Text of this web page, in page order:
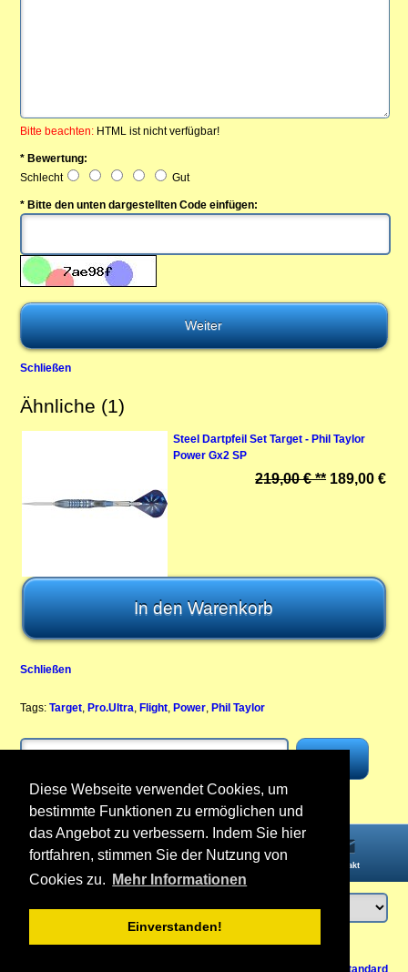
Diese Webseite verwendet Cookies, um
bestimmte Funktionen zu ermöglichen und
das Angebot zu verbessern. Indem Sie hier
fortfahren, stimmen Sie der Nutzung von
Cookies zu.
Mehr Informationen
Einverstanden!
Bitte beachten: HTML ist nicht verfügbar!
* Bewertung:
Schlecht
Gut
* Bitte den unten dargestellten Code einfügen:
Schließen
Ähnliche (1)
Steel Dartpfeil Set Target - Phil Taylor
Power Gx2 SP
219,00 € ** 189,00 €
Schließen
Tags: Target ,Pro.Ultra ,Flight ,Power ,Phil Taylor
Konto Kontakt
Standard